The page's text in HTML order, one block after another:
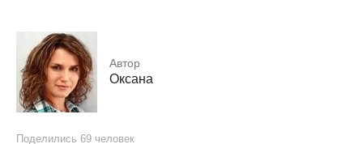
Автор
Оксана
Поделились 69 человек